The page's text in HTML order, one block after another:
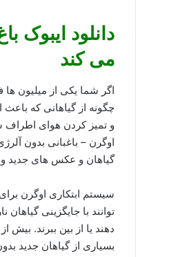
دانلود ایبوک
می کند
اگر شما یکی از میلیون ها
چگونه از گیاهانی که باعث
و تمیز کردن هوای اطراف
اوگرن – باغبانی بدون
گیاهان و عکس های جدید و
سیستم ابتکاری اوگرن
توانند با جایگزینی
بسیاری از گیاهان جدید